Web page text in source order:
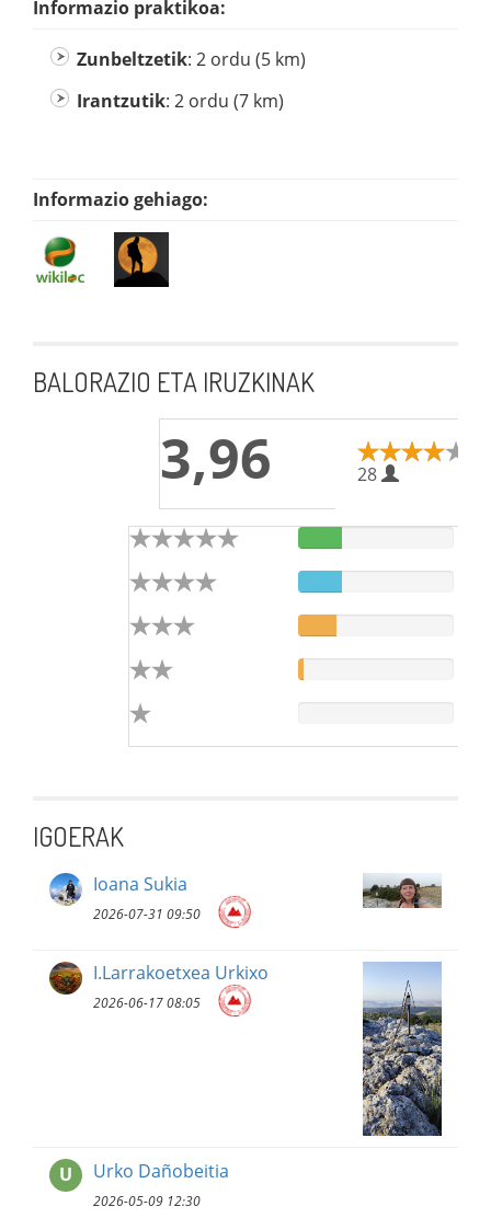
Informazio praktikoa:
Zunbeltzetik: 2 ordu (5 km)
Irantzutik: 2 ordu (7 km)
Informazio gehiago:
BALORAZIO ETA IRUZKINAK
3,96 28
IGOERAK
Ioana Sukia
2026-07-31 09:50
I.Larrakoetxea Urkixo
2026-06-17 08:05
U Urko Dañobeitia
2026-05-09 12:30